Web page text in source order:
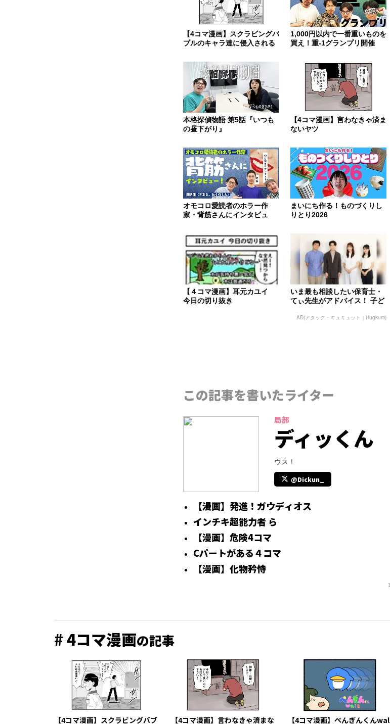
【4コマ漫画】スクラビングバ
ブルのキャラ達に侵入される
1,000円以内で一番重いものを
買え！重-1グランプリ開催
本格探偵物語 第5話『いつも
の昼下がり』
【4コマ漫画】言わなきゃ済ま
ないヤツ
オモコロ愛読者のホラー作
家・背筋さんにインタビュ
まいにち作る！ものづくりし
りとり2026
【４コマ漫画】耳元カユイ
今日の切り抜き
いま最も相談したい保育士・
てぃ先生がアドバイス！ 子ど
AD(アタック・キュキュット｜Hugkum)
この記事を書いたライター
局部
ディッくん
ウス！
@Dickun_
【漫画】発進！ガウディオス
インチキ超能力者 ら
【漫画】危険4コマ
Cパートがある４コマ
【漫画】化物矜恃
# 4コマ漫画の記事
【4コマ漫画】スクラビングバブ 【4コマ漫画】言わなきゃ済まな 【4コマ漫画】ぺんぎんくんwal